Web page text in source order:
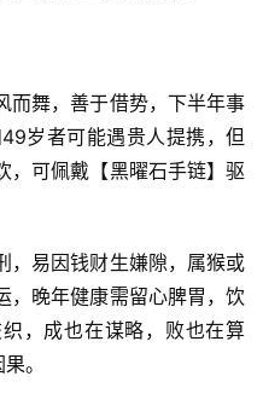
而舞，善于借势，下半年事
岁者可能遇贵人提携，但
，可佩戴【黑曜石手链】驱
，易因钱财生嫌隙，属猴或
，晚年健康需留心脾胃，饮
，成也在谋略，败也在算
。